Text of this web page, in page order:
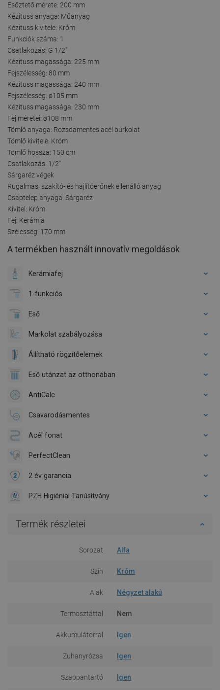
Esőztető mérete: 200 mm
Kézituss anyaga: Műanyag
Kézituss kivitele: Króm
Funkciók száma: 1
Csatlakozás: G 1/2"
Kézituss magassága: 225 mm
Fejszélesség: 80 mm
Kézituss magassága: 240 mm
Fejszélesség: ø105 mm
Kézituss magassága: 230 mm
Fej méretei: ø108 mm
Tömlő anyaga: Rozsdamentes acél burkolat
Tömlő kivitele: Króm
Tömlő hossza: 150 cm
Csatlakozás: 1/2"
Sárgaréz végek
Rugalmas, szakító- és hajlítóerőnek ellenálló anyag
Csaptelep anyaga: Sárgaréz
Kivitel: Króm
Fej: Kerámia
Szélesség: 170 mm
A termékben használt innovatív megoldások
Kerámiafej
1-funkciós
Eső
Markolat szabályozása
Állítható rögzítőelemek
Eső utánzat az otthonában
AntiCalc
Csavarodásmentes
Acél fonat
PerfectClean
2 év garancia
PZH Higiéniai Tanúsítvány
Termék részletei
Sorozat Alfa
Szín Króm
Alak Négyzet alakú
Termosztáttal Nem
Akkumulátorral Igen
Zuhanyrózsa Igen
Szappantartó Igen